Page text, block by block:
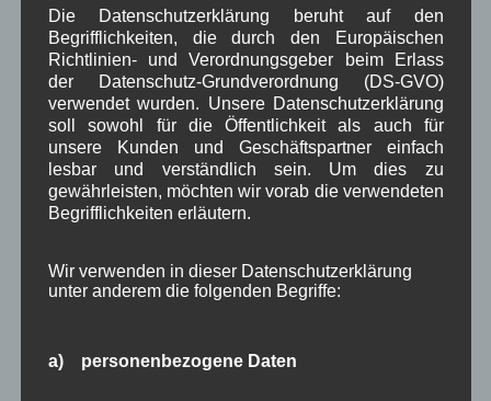
Juni 2026(4)
Mai 2026(11)
April 2026(8)
März 2026(9)
Februar 2026
(6)
Januar 2026(8)
Dezember 2025(14)
November 2025(5)
Oktober 2025(8)
Juli 2025(9)
Juni 2025(7)
März 2025(5)
Die Datenschutzerklärung beruht auf den
Begrifflichkeiten, die durch den Europäischen
Richtlinien- und Verordnungsgeber beim Erlass
der Datenschutz-Grundverordnung (DS-GVO)
verwendet wurden. Unsere Datenschutzerklärung
soll sowohl für die Öffentlichkeit als auch für
unsere Kunden und Geschäftspartner einfach
lesbar und verständlich sein. Um dies zu
gewährleisten, möchten wir vorab die verwendeten
Begrifflichkeiten erläutern.
Wir verwenden in dieser Datenschutzerklärung
unter anderem die folgenden Begriffe:
a) personenbezogene Daten